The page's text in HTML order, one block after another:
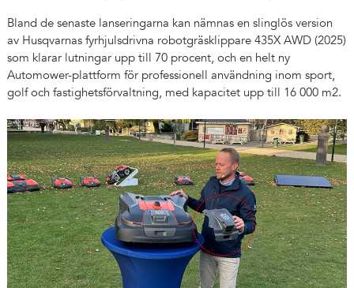
Bland de senaste lanseringarna kan nämnas en slinglös version
av Husqvarnas fyrhjulsdrivna robotgräsklippare 435X AWD (2025)
som klarar lutningar upp till 70 procent, och en helt ny
Automower-plattform för professionell användning inom sport,
golf och fastighetsförvaltning, med kapacitet upp till 16 000 m2.